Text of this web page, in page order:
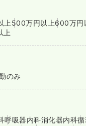
上 500万円以上600万円
上
のみ
呼吸器内科消化器内科